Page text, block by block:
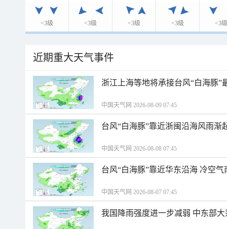
<3级 <3级 <3级 <3级 <3级
近期重大天气事件
浙江上海等地将承接台风“白海豚”
中国天气网 2026-08-09 07:45
台风“白海豚”靠近浙闽沿海风雨渐
中国天气网 2026-08-08 07:45
台风“白海豚”靠近华东沿海 冷空
中国天气网 2026-08-07 07:45
我国降雨强度进一步减弱 中东部